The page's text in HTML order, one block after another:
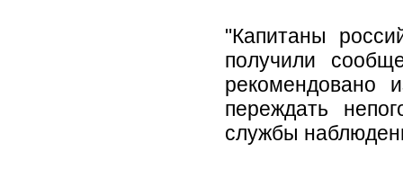
"Капитаны
получили
рекомендовано
переждать
службы